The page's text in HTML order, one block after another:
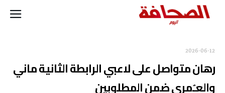
2026-06-12
رهان متواصل على لاعبي الرابطة الثانية ماني
والعـُمري ضمن المطلوبين